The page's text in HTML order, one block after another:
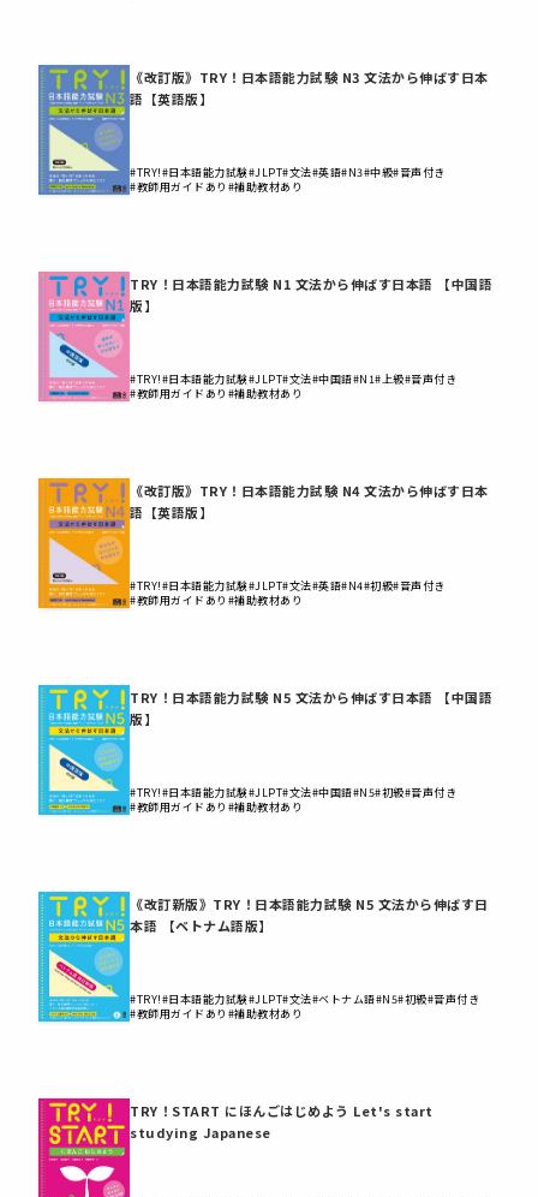
《改訂版》TRY！日本語能力試験 N3 文法から伸ばす日本
語【英語版】
#TRY!#日本語能力試験#JLPT#文法#英語#N3#中級#音声付き
#教師用ガイドあり #補助教材あり
TRY！日本語能力試験 N1 文法から伸ばす日本語 【中国語
版】
#TRY!#日本語能力試験#JLPT#文法#中国語#N1#上級#音声付き
#教師用ガイドあり #補助教材あり
《改訂版》TRY！日本語能力試験 N4 文法から伸ばす日本
語【英語版】
#TRY!#日本語能力試験#JLPT#文法#英語#N4#初級#音声付き
#教師用ガイドあり #補助教材あり
TRY！日本語能力試験 N5 文法から伸ばす日本語 【中国語
版】
#TRY!#日本語能力試験#JLPT#文法#中国語#N5#初級#音声付き
#教師用ガイドあり #補助教材あり
《改訂新版》TRY！日本語能力試験 N5 文法から伸ばす日
本語 【ベトナム語版】
#TRY!#日本語能力試験#JLPT#文法#ベトナム語#N5#初級#音声付き
#教師用ガイドあり #補助教材あり
TRY！START にほんごはじめよう Let's start
studying Japanese